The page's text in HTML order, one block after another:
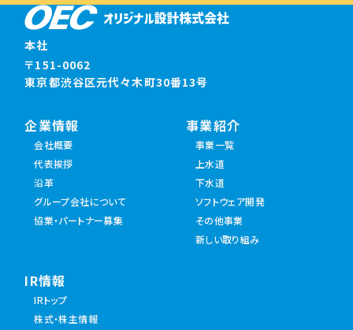
本社
〒151-0062
東京都渋谷区元代々木町30番13号
企業情報
会社概要
代表挨拶
沿革
グループ会社について
協業・パートナー募集
事業紹介
事業一覧
上水道
下水道
ソフトウェア開発
その他事業
新しい取り組み
IR情報
IRトップ
株式・株主情報